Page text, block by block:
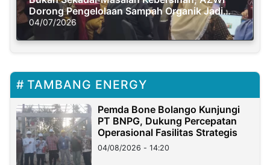
Dorong Pengelolaan Sampah Organik Jadi
Solusi Krisis Iklim
04/07/2026
TAMBANG ENERGY
Pemda Bone Bolango Kunjungi
PT BNPG, Dukung Percepatan
Operasional Fasilitas Strategis
04/08/2026 - 14:20